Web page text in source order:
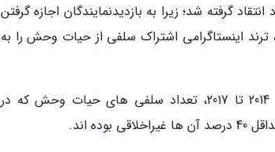
گرفته شد؛ زیرا به بازدیدنمایندگان اجازه گرفتن
ترند اینستاگرامی اشتراک سلفی از حیات وحش را به
طبق گزارش جامعه جهانی پشتیبانی از جانوران، در فاصله سال های 2014 تا 2017، تعداد سلفی های حیات وحش که در